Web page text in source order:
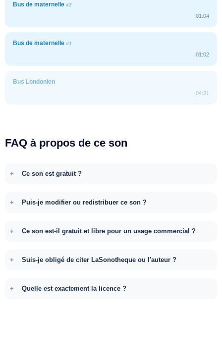
Bus de maternelle #2
01:04
Bus de maternelle #1
01:02
Bus Londonien
04:21
FAQ à propos de ce son
Ce son est gratuit ?
Puis-je modifier ou redistribuer ce son ?
Ce son est-il gratuit et libre pour un usage commercial ?
Suis-je obligé de citer LaSonotheque ou l'auteur ?
Quelle est exactement la licence ?